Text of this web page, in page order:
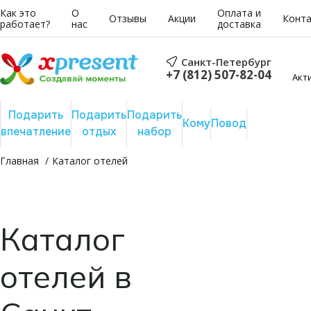
Как это
работает?
О
нас
Отзывы Акции
Оплата и
доставка
Санкт-Петербург
+7 (812) 507-82-04
Подарить
впечатление
Подарить
отдых
Подарить
набор
КомуПовод
Главная Каталог отелей
Каталог
отелей в